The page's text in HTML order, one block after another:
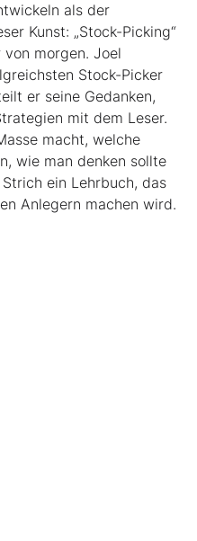
als der
Kunst: „Stock-Picking“
morgen. Joel
Stock-Picker
er seine Gedanken,
mit dem Leser.
macht, welche
wie man denken sollte
ein Lehrbuch, das
Anlegern machen wird.